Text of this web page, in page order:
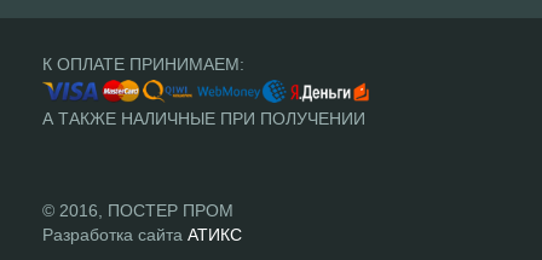
К ОПЛАТЕ ПРИНИМАЕМ:
А ТАКЖЕ НАЛИЧНЫЕ ПРИ ПОЛУЧЕНИИ
© 2016, ПОСТЕР ПРОМ
Разработка сайта АТИКС